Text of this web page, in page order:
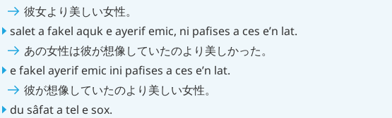
彼女より美しい女性。
saleta fakel aquk eayerif emic, ni pafises a ces e’n lat.
あの女性は彼が想像していたのより美しかった。
efakel ayerif emic ini pafises a ces e’n lat.
彼が想像していたのより美しい女性。
du sâfata tel esox.